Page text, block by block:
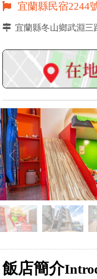
宜蘭縣民宿2244
宜蘭縣冬山鄉武淵三
飯店簡介